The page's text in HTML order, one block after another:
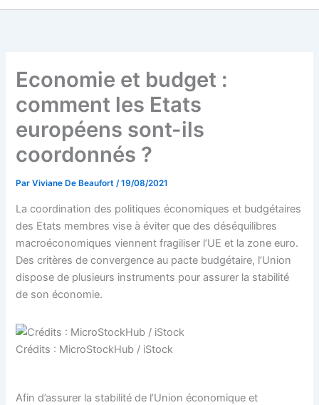
Economie et budget :
comment les Etats
européens sont-ils
coordonnés ?
ParViviane De Beaufort/19/08/2021
La coordination des politiques économiques et budgétaires
des Etats membres vise à éviter que des déséquilibres
macroéconomiques viennent fragiliser l’UE et la zone euro.
Des critères de convergence au pacte budgétaire, l’Union
dispose de plusieurs instruments pour assurer la stabilité
de son économie.
Crédits : MicroStockHub / iStock
Afin d’assurer la stabilité de l’Union économique et